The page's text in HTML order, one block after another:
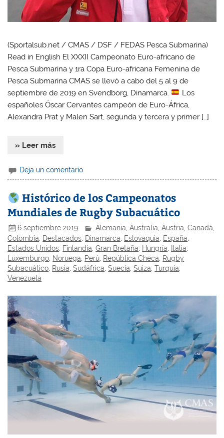
(Sportalsub.net / CMAS / DSF / FEDAS Pesca Submarina)
Read in English El XXXII Campeonato Euro-africano de
Pesca Submarina y 1ra Copa Euro-africana Femenina de
Pesca Submarina CMAS se llevó a cabo del 5 al 9 de
septiembre de 2019 en Svendborg, Dinamarca.
Los
españoles Óscar Cervantes campeón de Euro-África,
Alexandra Prat y Malen Sart, segunda y tercera y primer […]
» Leer más
Deja un comentario
Histórico de los Campeonatos
Mundiales de Rugby Subacuático
6 septiembre 2019 Alemania ,Australia ,Austria ,Canadá
Colombia, Destacados, Dinamarca, Eslovaquia, España,
Estados Unidos, Finlandia,Gran Bretaña, Hungría, Italia,
Luxemburgo, Noruega, Perú, República Checa, Rugby
Subacuático, Rusia,Sudáfrica,Suecia,Suiza,Turquía,
Venezuela